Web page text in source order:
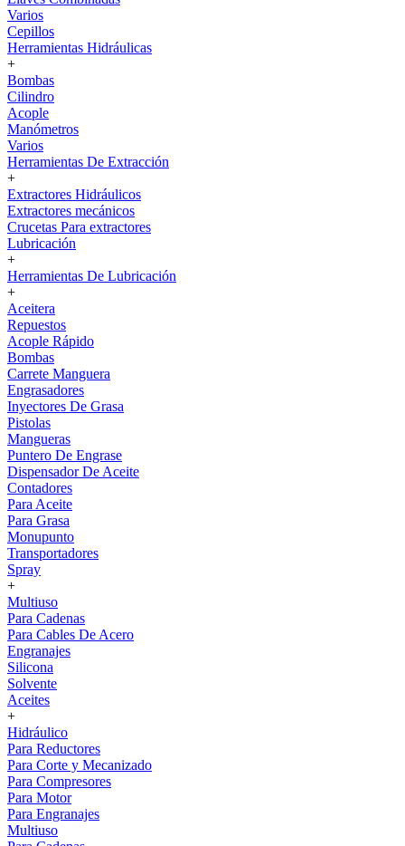
Varios
Cepillos
Herramientas Hidráulicas
+
Bombas
Cilindro
Acople
Manómetros
Varios
Herramientas De Extracción
+
Extractores Hidráulicos
Extractores mecánicos
Crucetas Para extractores
Lubricación
+
Herramientas De Lubricación
+
Aceitera
Repuestos
Acople Rápido
Bombas
Carrete Manguera
Engrasadores
Inyectores De Grasa
Pistolas
Mangueras
Puntero De Engrase
Dispensador De Aceite
Contadores
Para Aceite
Para Grasa
Monupunto
Transportadores
Spray
+
Multiuso
Para Cadenas
Para Cables De Acero
Engranajes
Silicona
Solvente
Aceites
+
Hidráulico
Para Reductores
Para Corte y Mecanizado
Para Compresores
Para Motor
Para Engranajes
Multiuso